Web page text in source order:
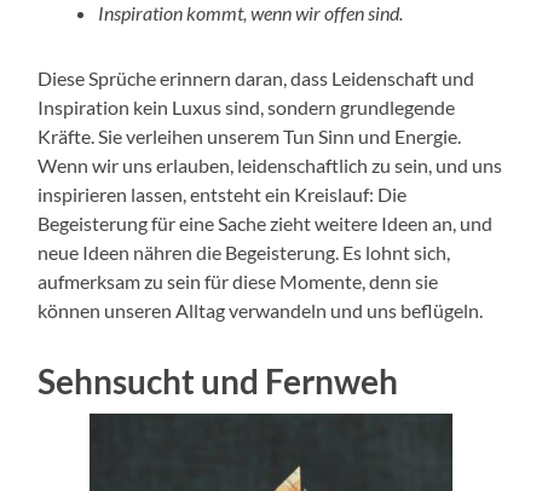
Inspiration kommt, wenn wir offen sind.
Diese Sprüche erinnern daran, dass Leidenschaft und
Inspiration kein Luxus sind, sondern grundlegende
Kräfte. Sie verleihen unserem Tun Sinn und Energie.
Wenn wir uns erlauben, leidenschaftlich zu sein, und uns
inspirieren lassen, entsteht ein Kreislauf: Die
Begeisterung für eine Sache zieht weitere Ideen an, und
neue Ideen nähren die Begeisterung. Es lohnt sich,
aufmerksam zu sein für diese Momente, denn sie
können unseren Alltag verwandeln und uns beflügeln.
Sehnsucht und Fernweh